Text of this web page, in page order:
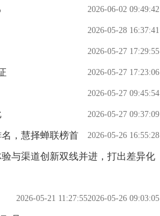
2026-06-02 09:49:42
2026-05-28 16:37:41
2026-05-27 17:29:55
2026-05-27 17:23:06
2026-05-27 09:45:54
2026-05-27 09:37:09
，慧择蝉联榜首 2026-05-26 16:55:28
与渠道创新双线并进，打出差异化
2026-05-26 09:03:05
2026-05-21 11:27:55